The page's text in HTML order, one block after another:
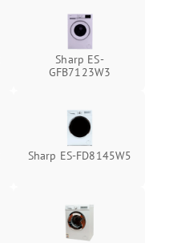
Sharp ES-
GFB7123W3
Sharp ES-FD8145W5